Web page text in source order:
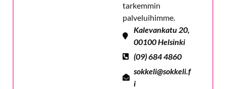
tarkemmin
palveluihimme.
Kalevankatu 20,
00100 Helsinki
(09) 684 4860
sokkeli@sokkeli.f
i